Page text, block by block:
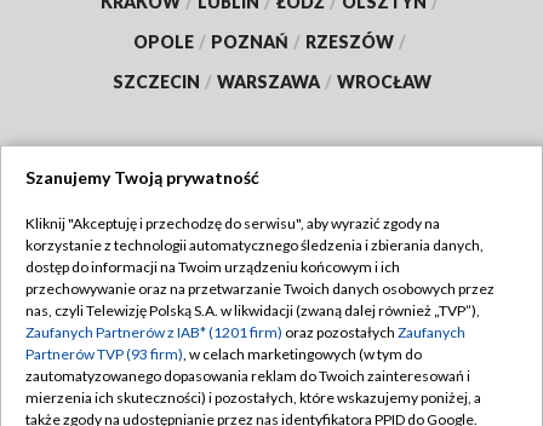
OPOLE / POZNAŃ / RZESZÓW /
SZCZECIN / WARSZAWA / WROCŁAW
TVP
Abonament TVP
Emisja w TVP
Centrum informacji TVP
Naziemna Telewizja Cyfrowa
Regulamin TVP
Polityka prywatności
Moje zgody
Pomoc
Szanujemy Twoją prywatność
Kliknij "Akceptuję i przechodzę do serwisu", aby wyrazić zgody na
korzystanie z technologii automatycznego śledzenia i zbierania danych,
dostęp do informacji na Twoim urządzeniu końcowym i ich
przechowywanie oraz na przetwarzanie Twoich danych osobowych przez
nas, czyli Telewizję Polską S.A. w likwidacji (zwaną dalej również „TVP”),
Zaufanych Partnerów z IAB* (1201 firm) oraz pozostałych Zaufanych
Partnerów TVP (93 firm), w celach marketingowych (w tym do
zautomatyzowanego dopasowania reklam do Twoich zainteresowań i
mierzenia ich skuteczności) i pozostałych, które wskazujemy poniżej, a
także zgody na udostępnianie przez nas identyfikatora PPID do Google.